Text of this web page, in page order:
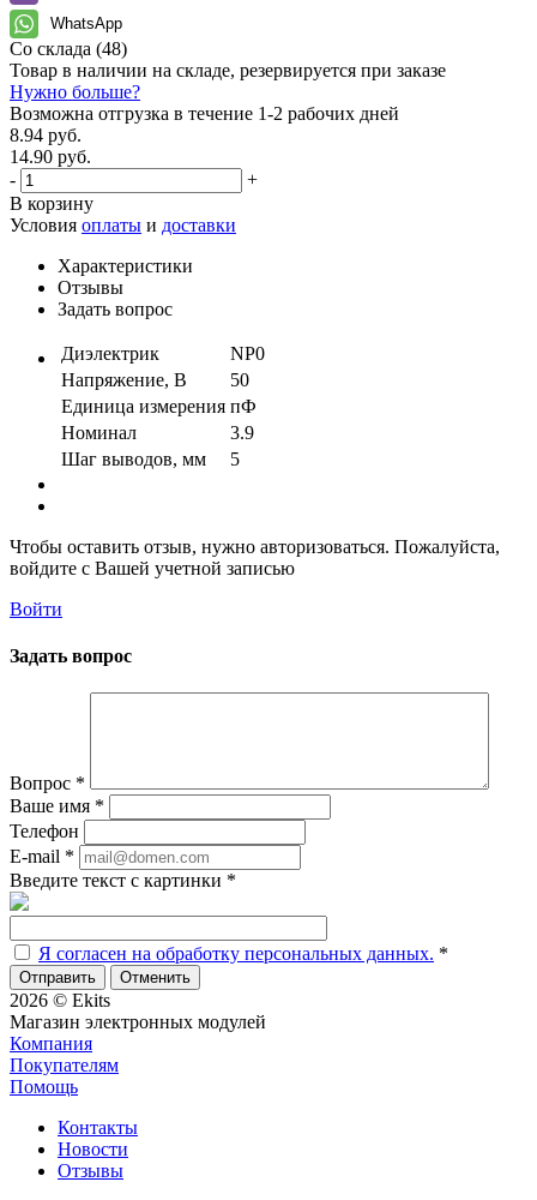
WhatsApp
Со склада (48)
Товар в наличии на складе, резервируется при заказе
Нужно больше?
Возможна отгрузка в течение 1-2 рабочих дней
8.94 руб.
14.90 руб.
-
+
В корзину
Условия оплаты и доставки
Характеристики
Отзывы
Задать вопрос
Диэлектрик
NP0
Напряжение, В
50
Единица измерения пФ
Номинал
3.9
Шаг выводов, мм
5
Чтобы оставить отзыв, нужно авторизоваться. Пожалуйста,
войдите с Вашей учетной записью
Войти
Задать вопрос
Вопрос *
Ваше имя *
Телефон
E-mail *
Введите текст с картинки *
Я согласен на обработку персональных данных. *
Отменить
2026 © Ekits
Магазин электронных модулей
Компания
Покупателям
Помощь
Контакты
Новости
Отзывы